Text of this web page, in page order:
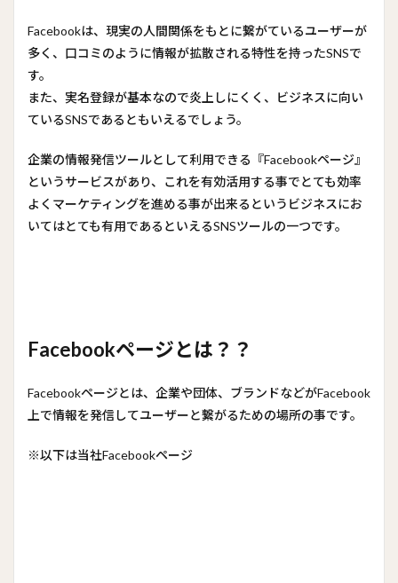
Facebookは、現実の人間関係をもとに繋がているユーザーが
多く、口コミのように情報が拡散される特性を持ったSNSで
す。
また、実名登録が基本なので炎上しにくく、ビジネスに向い
ているSNSであるともいえるでしょう。
企業の情報発信ツールとして利用できる『Facebookページ』
というサービスがあり、これを有効活用する事でとても効率
よくマーケティングを進める事が出来るというビジネスにお
いてはとても有用であるといえるSNSツールの一つです。
Facebookページとは？？
Facebookページとは、企業や団体、ブランドなどがFacebook
上で情報を発信してユーザーと繋がるための場所の事です。
※以下は当社Facebookページ